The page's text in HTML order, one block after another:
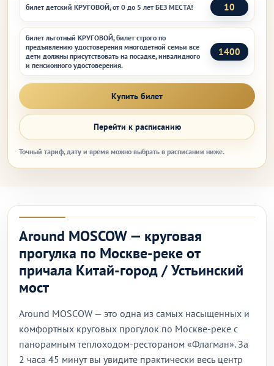
билет детский КРУГОВОЙ, от 0 до 5 лет БЕЗ МЕСТА! 10
билет льготный КРУГОВОЙ, билет строго по
предъявлению удостоверения многодетной семьи все
дети должны присутствовать на посадке, инвалидного
и пенсионного удостоверения.
1400
Купить билет
Перейти к расписанию
Точный тариф, дату и время можно выбрать в расписании ниже.
Around MOSCOW — круговая
прогулка по Москве-реке от
причала Китай-город / Устьинский
мост
Around MOSCOW — это одна из самых насыщенных и
комфортных круговых прогулок по Москве-реке с
панорамным теплоходом-рестораном «Флагман». За
2 часа 45 минут вы увидите практически весь центр